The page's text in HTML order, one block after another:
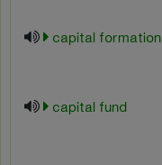
capital formation
capital fund